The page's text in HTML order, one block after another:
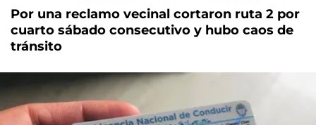
Por una reclamo vecinal cortaron ruta 2 por
cuarto sábado consecutivo y hubo caos de
tránsito